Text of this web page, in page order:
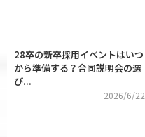
28卒の新卒採用イベントはいつ
から準備する？合同説明会の選
び...
2026/6/22